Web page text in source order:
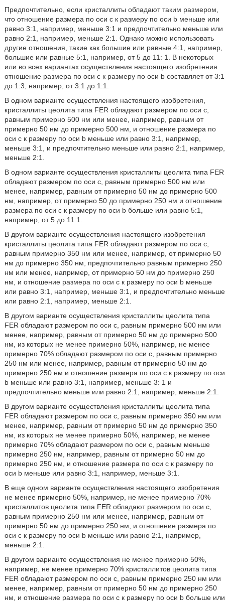
Предпочтительно, если кристаллиты обладают таким размером,
что отношение размера по оси с к размеру по оси b меньше или
равно 3:1, например, меньше 3:1 и предпочтительно меньше или
равно 2:1, например, меньше 2:1. Однако можно использовать
другие отношения, такие как большие или равные 4:1, например,
большие или равные 5:1, например, от 5 до 11: 1. В некоторых
или во всех вариантах осуществления настоящего изобретения
отношение размера по оси с к размеру по оси b составляет от 3:1
до 1:3, например, от 3:1 до 1:1.
В одном варианте осуществления настоящего изобретения,
кристаллиты цеолита типа FER обладают размером по оси с,
равным примерно 500 нм или менее, например, равным от
примерно 50 нм до примерно 500 нм, и отношение размера по
оси с к размеру по оси b меньше или равно 3:1, например,
меньше 3:1, и предпочтительно меньше или равно 2:1, например,
меньше 2:1.
В одном варианте осуществления кристаллиты цеолита типа FER
обладают размером по оси с, равным примерно 500 нм или
менее, например, равным от примерно 50 нм до примерно 500
нм, например, от примерно 50 до примерно 250 нм и отношение
размера по оси с к размеру по оси b больше или равно 5:1,
например, от 5 до 11:1.
В другом варианте осуществления настоящего изобретения
кристаллиты цеолита типа FER обладают размером по оси с,
равным примерно 350 нм или менее, например, от примерно 50
нм до примерно 350 нм, предпочтительно равным примерно 250
нм или менее, например, от примерно 50 нм до примерно 250
нм, и отношение размера по оси с к размеру по оси b меньше
или равно 3:1, например, меньше 3:1, и предпочтительно меньше
или равно 2:1, например, меньше 2:1.
В другом варианте осуществления кристаллиты цеолита типа
FER обладают размером по оси с, равным примерно 500 нм или
менее, например, равным от примерно 50 нм до примерно 500
нм, из которых не менее примерно 50%, например, не менее
примерно 70% обладают размером по оси с, равным примерно
250 нм или менее, например, равным от примерно 50 нм до
примерно 250 нм и отношение размера по оси с к размеру по оси
b меньше или равно 3:1, например, меньше 3: 1 и
предпочтительно меньше или равно 2:1, например, меньше 2:1.
В другом варианте осуществления кристаллиты цеолита типа
FER обладают размером по оси с, равным примерно 350 нм или
менее, например, равным от примерно 50 нм до примерно 350
нм, из которых не менее примерно 50%, например, не менее
примерно 70% обладают размером по оси с, равным меньше
примерно 250 нм, например, равным от примерно 50 нм до
примерно 250 нм, и отношение размера по оси с к размеру по
оси b меньше или равно 3:1, например, меньше 3:1.
В еще одном варианте осуществления настоящего изобретения
не менее примерно 50%, например, не менее примерно 70%
кристаллитов цеолита типа FER обладают размером по оси с,
равным примерно 250 нм или менее, например, равным от
примерно 50 нм до примерно 250 нм, и отношение размера по
оси с к размеру по оси b меньше или равно 2:1, например,
меньше 2:1.
В другом варианте осуществления не менее примерно 50%,
например, не менее примерно 70% кристаллитов цеолита типа
FER обладают размером по оси с, равным примерно 250 нм или
менее, например, равным от примерно 50 нм до примерно 250
нм, и отношение размера по оси с к размеру по оси b больше или